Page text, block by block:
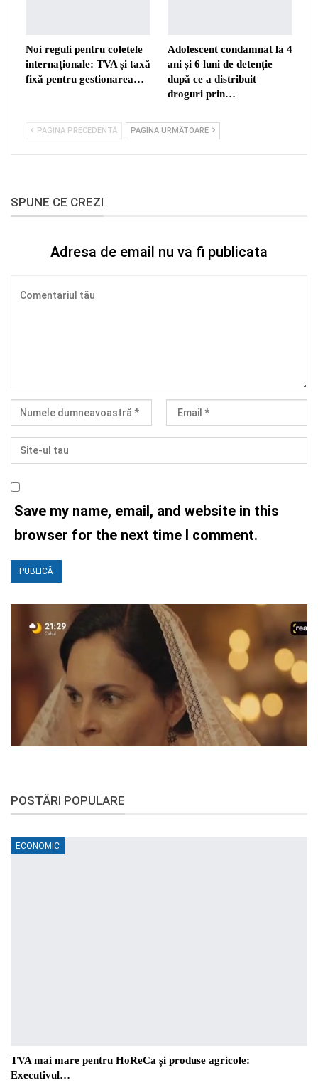
Noi reguli pentru coletele
internaționale: TVA și taxă
fixă pentru gestionarea…
Adolescent condamnat la 4
ani și 6 luni de detenție
după ce a distribuit
droguri prin…
PAGINA PRECEDENTĂ PAGINA URMĂTOARE
SPUNE CE CREZI
Adresa de email nu va fi publicata
Save my name, email, and website in this
browser for the next time I comment.
POSTĂRI POPULARE
ECONOMIC
TVA mai mare pentru HoReCa și produse agricole:
Executivul…